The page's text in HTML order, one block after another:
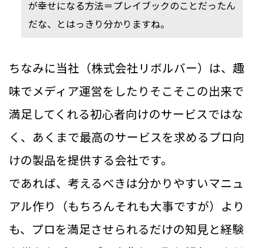
が幸せになる方法＝プレイブックのことだったん
だな、とはっきり分かりますね。
ちなみに当社（株式会社リボルバー）は、趣
味でメディア運営をしたりそこそこの出来で
満足してくれる初心者向けのサービスではな
く、あくまで最高のサービスを求めるプロ向
けの製品を提供する会社です。
であれば、考えるべきは分かりやすいマニュ
アル作り（もちろんそれも大事ですが）より
も、プロを満足させられるだけの知見と経験